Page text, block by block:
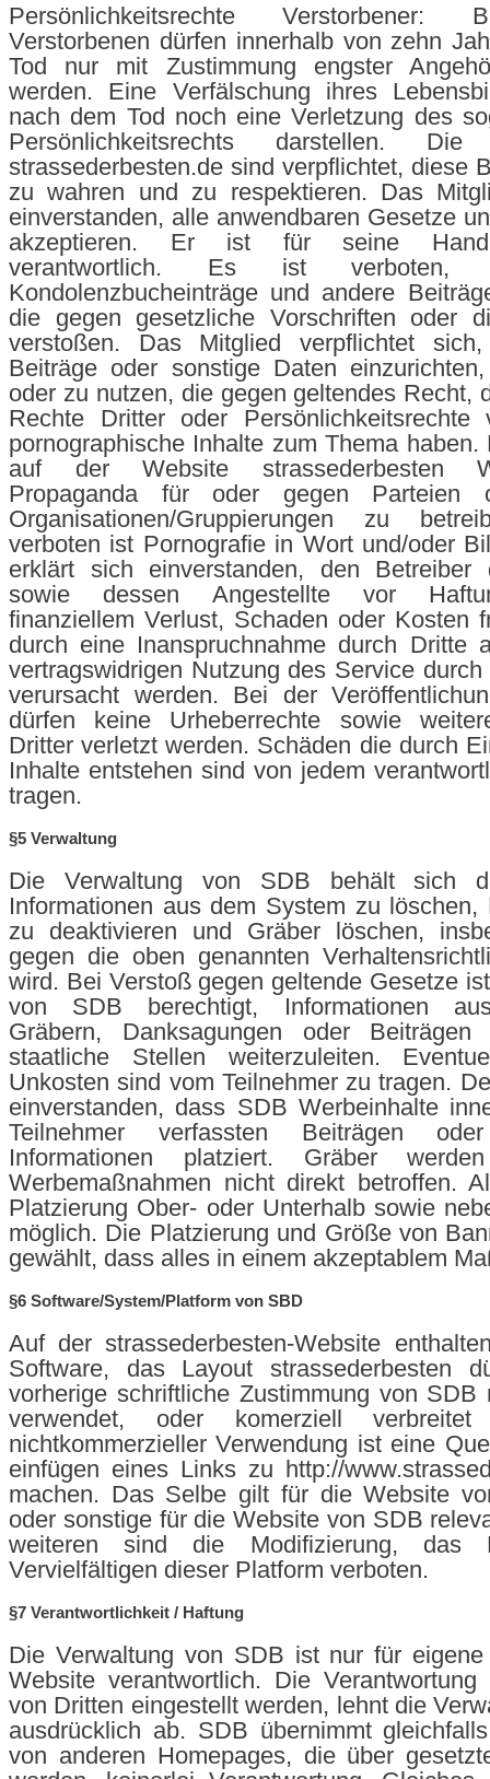
Persönlichkeitsrechte Verstorbener:
Verstorbenen dürfen innerhalb von zehn
Tod nur mit Zustimmung engster
werden. Eine Verfälschung ihres
nach dem Tod noch eine Verletzung des
Persönlichkeitsrechts darstellen.
strassederbesten.de sind verpflichtet, diese
zu wahren und zu respektieren. Das
einverstanden, alle anwendbaren Gesetze
akzeptieren. Er ist für seine
verantwortlich. Es ist verboten,
Kondolenzbucheinträge und andere
die gegen gesetzliche Vorschriften oder
verstoßen. Das Mitglied verpflichtet
Beiträge oder sonstige Daten
oder zu nutzen, die gegen geltendes Recht,
Rechte Dritter oder Persönlichkeitsrechte
pornographische Inhalte zum Thema
auf der Website strassederbesten
Propaganda für oder gegen Parteien
Organisationen/Gruppierungen zu
verboten ist Pornografie in Wort und/oder
erklärt sich einverstanden, den Betreiber
sowie dessen Angestellte vor
finanziellem Verlust, Schaden oder Kosten
durch eine Inanspruchnahme durch Dritte
vertragswidrigen Nutzung des Service durch
verursacht werden. Bei der
dürfen keine Urheberrechte sowie
Dritter verletzt werden. Schäden die durch
Inhalte entstehen sind von jedem
tragen.
§5 Verwaltung
Die Verwaltung von SDB behält sich
Informationen aus dem System zu löschen,
zu deaktivieren und Gräber löschen,
gegen die oben genannten
wird. Bei Verstoß gegen geltende Gesetze
von SDB berechtigt, Informationen
Gräbern, Danksagungen oder
staatliche Stellen weiterzuleiten.
Unkosten sind vom Teilnehmer zu tragen.
einverstanden, dass SDB Werbeinhalte
Teilnehmer verfassten Beiträgen
Informationen platziert. Gräber
Werbemaßnahmen nicht direkt betroffen.
Platzierung Ober- oder Unterhalb sowie
möglich. Die Platzierung und Größe von
gewählt, dass alles in einem akzeptablem
§6 Software/System/Platform von SBD
Auf der strassederbesten-Website
Software, das Layout strassederbesten
vorherige schriftliche Zustimmung von SDB
verwendet, oder komerziell
nichtkommerzieller Verwendung ist eine
einfügen eines Links zu http://
machen. Das Selbe gilt für die Website
oder sonstige für die Website von SDB
weiteren sind die Modifizierung, das
Vervielfältigen dieser Platform verboten.
§7 Verantwortlichkeit / Haftung
Die Verwaltung von SDB ist nur für
Website verantwortlich. Die
von Dritten eingestellt werden, lehnt die
ausdrücklich ab. SDB übernimmt
von anderen Homepages, die über